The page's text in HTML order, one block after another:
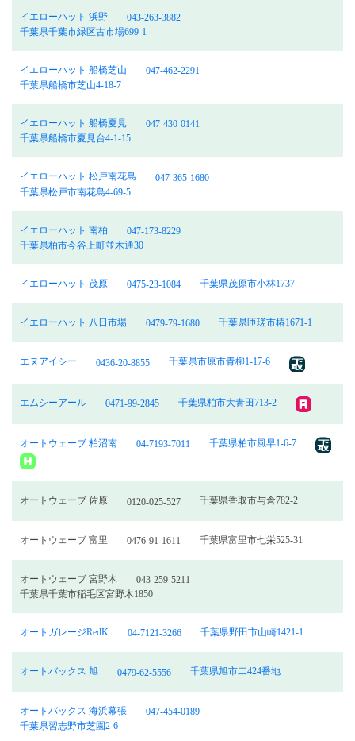
イエローハット 浜野
043-263-3882
千葉県千葉市緑区古市場699-1
イエローハット 船橋芝山
047-462-2291
千葉県船橋市芝山4-18-7
イエローハット 船橋夏見
047-430-0141
千葉県船橋市夏見台4-1-15
イエローハット 松戸南花島
047-365-1680
千葉県松戸市南花島4-69-5
イエローハット 南柏
047-173-8229
千葉県柏市今谷上町並木通30
イエローハット 茂原 0475-23-1084 千葉県茂原市小林1737
イエローハット 八日市場 0479-79-1680 千葉県匝瑳市椿1671-1
エヌアイシー 0436-20-8855 千葉県市原市青柳1-17-6
エムシーアール 0471-99-2845 千葉県柏市大青田713-2
オートウェーブ 柏沼南 04-7193-7011 千葉県柏市風早1-6-7
オートウェーブ 佐原 0120-025-527 千葉県香取市与倉782-2
オートウェーブ 富里 0476-91-1611 千葉県富里市七栄525-31
オートウェーブ 宮野木
043-259-5211
千葉県千葉市稲毛区宮野木1850
オートガレージRedK 04-7121-3266 千葉県野田市山崎1421-1
オートバックス 旭 0479-62-5556 千葉県旭市二424番地
オートバックス 海浜幕張
047-454-0189
千葉県習志野市芝園2-6